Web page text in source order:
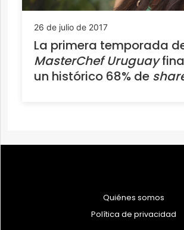
26 de julio de 2017
La primera temporada
MasterChef Uruguay
un histórico 68% de
Quiénes somos
Política de privacidad